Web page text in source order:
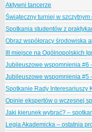
Aktywni tancerze
Świąteczny turniej w szczytnym
Spotkania studentów z
Obraz współpracy środowiska
III miejsce na Ogólnopolskich
Jubileuszowe wspomnienia #6
Jubileuszowe wspomnienia #5
Spotkanie Rady Interesariuszy
Opinie ekspertów o wczesnej
Jaki kierunek wybrać? –
Legia Akademicka – ostatnia